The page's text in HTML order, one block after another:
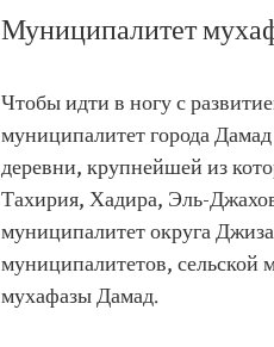
Муниципалитет
Чтобы идти в ногу с
муниципалитет города
деревни, крупнейшей из
Тахирия, Хадира, Эль-
муниципалитет округа
муниципалитетов, сельской
мухафазы Дамад.